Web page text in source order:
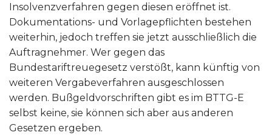
Insolvenzverfahren gegen diesen eröffnet ist.
Dokumentations- und Vorlagepflichten bestehen
weiterhin, jedoch treffen sie jetzt ausschließlich die
Auftragnehmer. Wer gegen das
Bundestariftreuegesetz verstößt, kann künftig von
weiteren Vergabeverfahren ausgeschlossen
werden. Bußgeldvorschriften gibt es im BTTG-E
selbst keine, sie können sich aber aus anderen
Gesetzen ergeben.